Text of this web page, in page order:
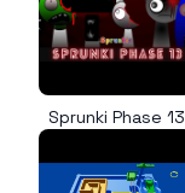
Sprunki Phase 13